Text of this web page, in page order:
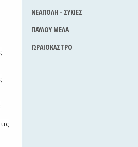
ΝΕΑΠΟΛΗ - ΣΥΚΙΕΣ
ΠΑΥΛΟΥ ΜΕΛΑ
ΩΡΑΙΟΚΑΣΤΡΟ